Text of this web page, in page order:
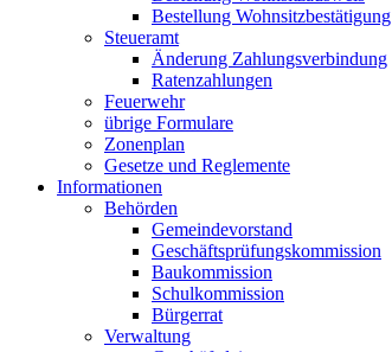
Bestellung Wohnsitzbestätigung
Steueramt
Änderung Zahlungsverbindung
Ratenzahlungen
Feuerwehr
übrige Formulare
Zonenplan
Gesetze und Reglemente
Informationen
Behörden
Gemeindevorstand
Geschäftsprüfungskommission
Baukommission
Schulkommission
Bürgerrat
Verwaltung